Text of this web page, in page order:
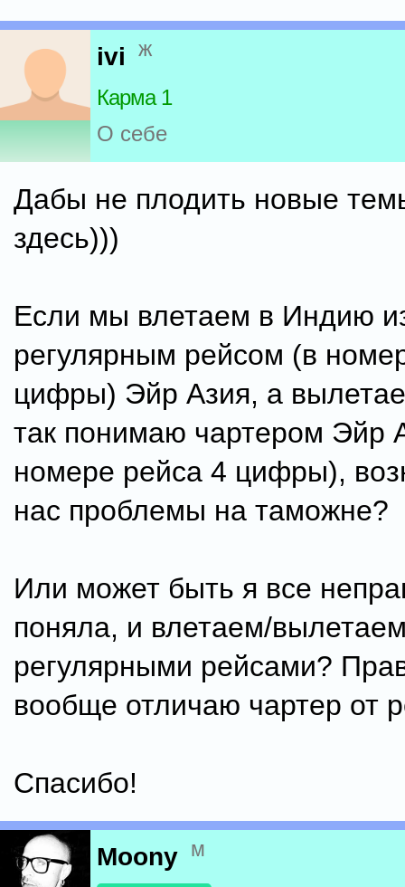
ivi ж
Карма 1
О себе
Дабы не плодить новые
здесь)))
Если мы влетаем в Индию
регулярным рейсом (в
цифры) Эйр Азия, а
так понимаю чартером Эйр
номере рейса 4 цифры),
нас проблемы на таможне?
Или может быть я все
поняла, и влетаем/
регулярными рейсами?
вообще отличаю чартер от
Спасибо!
Moony м